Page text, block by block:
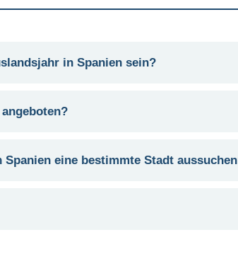
in Spanien sein?
eine bestimmte Stadt